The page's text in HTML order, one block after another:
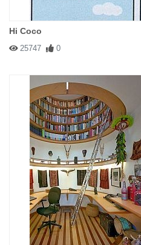
Hi Coco
25747 0